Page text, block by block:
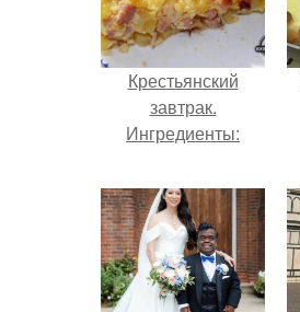
Крестьянский
завтрак.
Ингредиенты: